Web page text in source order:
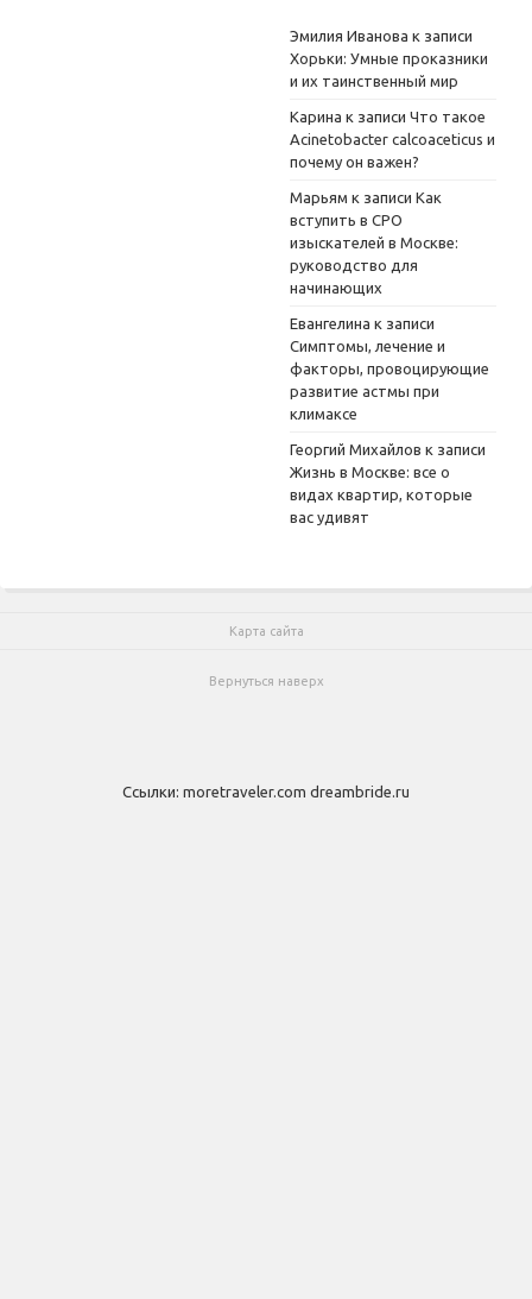
Эмилия Иванова к записи
Хорьки: Умные проказники
и их таинственный мир
Карина к записи Что такое
Acinetobacter calcoaceticus и
почему он важен?
Марьям к записи Как
вступить в СРО
изыскателей в Москве:
руководство для
начинающих
Евангелина к записи
Симптомы, лечение и
факторы, провоцирующие
развитие астмы при
климаксе
Георгий Михайлов к записи
Жизнь в Москве: все о
видах квартир, которые
вас удивят
Карта сайта
Вернуться наверх
Ссылки: moretraveler.com dreambride.ru